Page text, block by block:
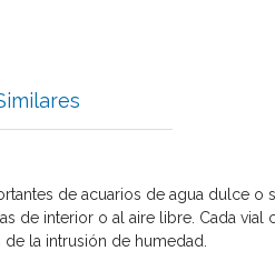
de acuarios de agua dulce o
de interior o al aire libre. Cada vial
la intrusión de humedad.